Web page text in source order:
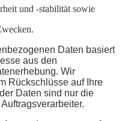
und -stabilität sowie
Daten basiert
aus den
Wir
Rückschlüsse auf Ihre
Daten sind nur die